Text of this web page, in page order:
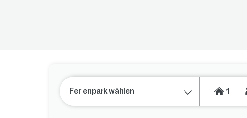
Ferienpark wählen 1